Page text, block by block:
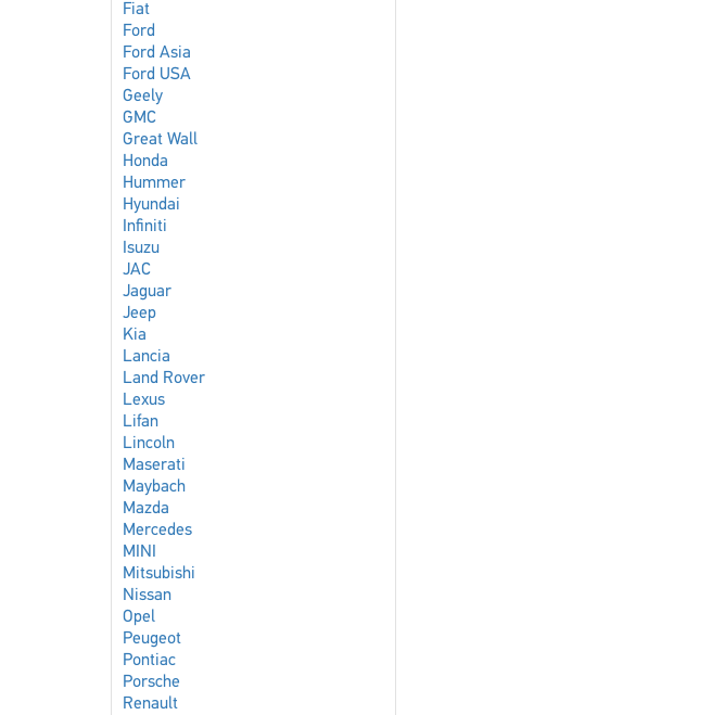
Fiat
Ford
Ford Asia
Ford USA
Geely
GMC
Great Wall
Honda
Hummer
Hyundai
Infiniti
Isuzu
JAC
Jaguar
Jeep
Kia
Lancia
Land Rover
Lexus
Lifan
Lincoln
Maserati
Maybach
Mazda
Mercedes
MINI
Mitsubishi
Nissan
Opel
Peugeot
Pontiac
Porsche
Renault